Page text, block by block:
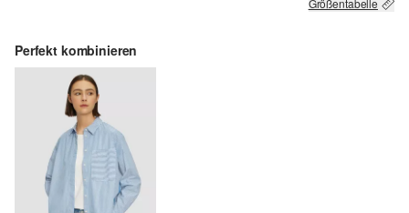
Größentabelle
Perfekt kombinieren